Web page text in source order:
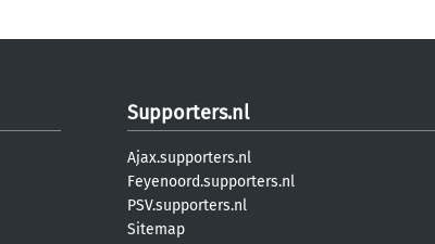
Supporters.nl
Ajax.supporters.nl
Feyenoord.supporters.nl
PSV.supporters.nl
Sitemap